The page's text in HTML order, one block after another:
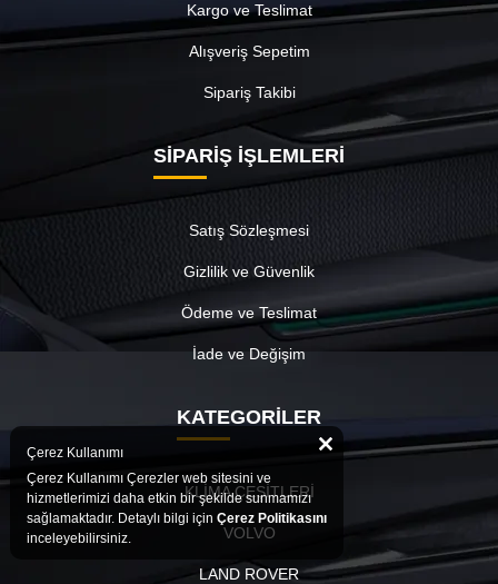
Kargo ve Teslimat
Alışveriş Sepetim
Sipariş Takibi
SİPARİŞ İŞLEMLERİ
Satış Sözleşmesi
Gizlilik ve Güvenlik
Ödeme ve Teslimat
İade ve Değişim
KATEGORİLER
KLİMA ÇEŞİTLERİ
VOLVO
LAND ROVER
Çerez Kullanımı
Çerez Kullanımı Çerezler web sitesini ve
hizmetlerimizi daha etkin bir şekilde sunmamızı
sağlamaktadır. Detaylı bilgi için Çerez Politikasını
inceleyebilirsiniz.